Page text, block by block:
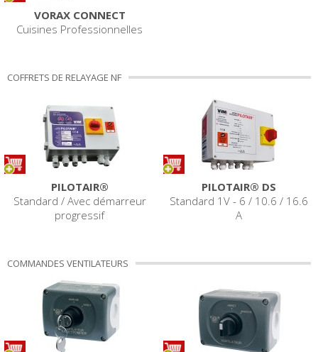
VORAX CONNECT
Cuisines Professionnelles
COFFRETS DE RELAYAGE NF
PILOTAIR®
Standard / Avec démarreur
progressif
PILOTAIR® DS
Standard 1V - 6 / 10.6 / 16.6
A
COMMANDES VENTILATEURS